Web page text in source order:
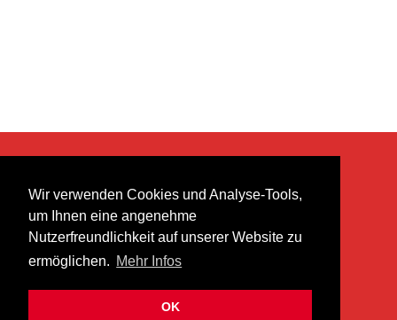
Wir verwenden Cookies und Analyse-Tools,
um Ihnen eine angenehme
Nutzerfreundlichkeit auf unserer Website zu
ermöglichen. Mehr Infos
OK
heer musik ag
Lättenstrasse 35
8952 Schlieren
info@heermusic.com